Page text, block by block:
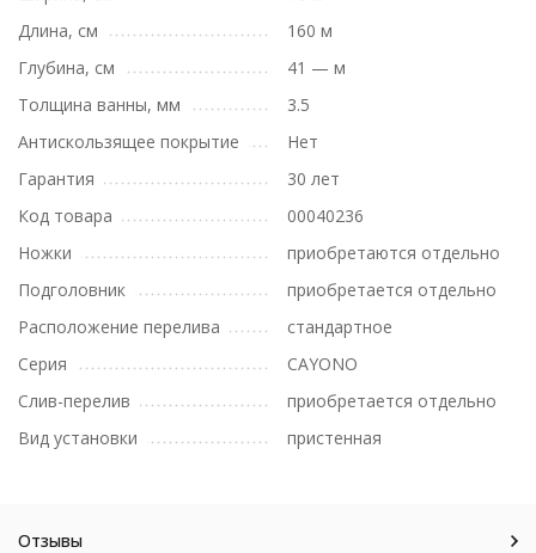
Длина, см
160 м
Глубина, см
41 — м
Толщина ванны, мм
3.5
Антискользящее покрытие
Нет
Гарантия
30 лет
Код товара
00040236
Ножки
приобретаются отдельно
Подголовник
приобретается отдельно
Расположение перелива
стандартное
Серия
CAYONO
Слив-перелив
приобретается отдельно
Вид установки
пристенная
Отзывы